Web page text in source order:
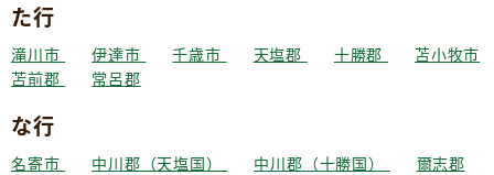
た行
滝川市 伊達市 千歳市 天塩郡 十勝郡
苫小牧市
苫前郡
常呂郡
な行
名寄市 中川郡（天塩国） 中川郡（十勝国）
爾志郡